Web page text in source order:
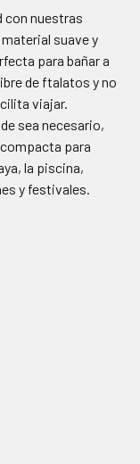
con nuestras
suave y
para bañar a
de ftalatos y no
viajar.
sea necesario,
para
la piscina,
y festivales.